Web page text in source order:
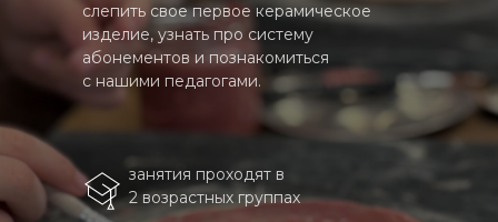
занятия проходят в
2 возрастных группах
слепить свое первое керамическое
изделие, узнать про систему
абонементов и познакомиться
с нашими педагогами.